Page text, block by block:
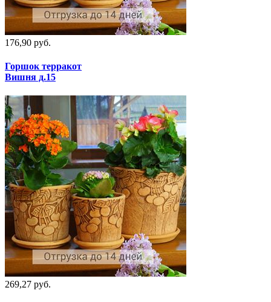
176,90 руб.
Горшок терракот
Вишня д.15
269,27 руб.